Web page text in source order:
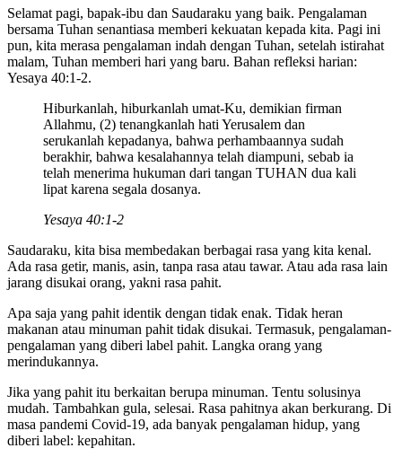
Selamat pagi, bapak-ibu dan Saudaraku yang baik. Pengalaman
bersama Tuhan senantiasa memberi kekuatan kepada kita. Pagi ini
pun, kita merasa pengalaman indah dengan Tuhan, setelah istirahat
malam, Tuhan memberi hari yang baru. Bahan refleksi harian:
Yesaya 40:1-2.
Hiburkanlah, hiburkanlah umat-Ku, demikian firman
Allahmu, (2) tenangkanlah hati Yerusalem dan
serukanlah kepadanya, bahwa perhambaannya sudah
berakhir, bahwa kesalahannya telah diampuni, sebab ia
telah menerima hukuman dari tangan TUHAN dua kali
lipat karena segala dosanya.
Yesaya 40:1-2
Saudaraku, kita bisa membedakan berbagai rasa yang kita kenal.
Ada rasa getir, manis, asin, tanpa rasa atau tawar. Atau ada rasa lain
jarang disukai orang, yakni rasa pahit.
Apa saja yang pahit identik dengan tidak enak. Tidak heran
makanan atau minuman pahit tidak disukai. Termasuk, pengalaman-
pengalaman yang diberi label pahit. Langka orang yang
merindukannya.
Jika yang pahit itu berkaitan berupa minuman. Tentu solusinya
mudah. Tambahkan gula, selesai. Rasa pahitnya akan berkurang. Di
masa pandemi Covid-19, ada banyak pengalaman hidup, yang
diberi label: kepahitan.